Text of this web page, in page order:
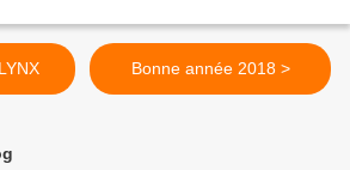
Bonne année 2018 >